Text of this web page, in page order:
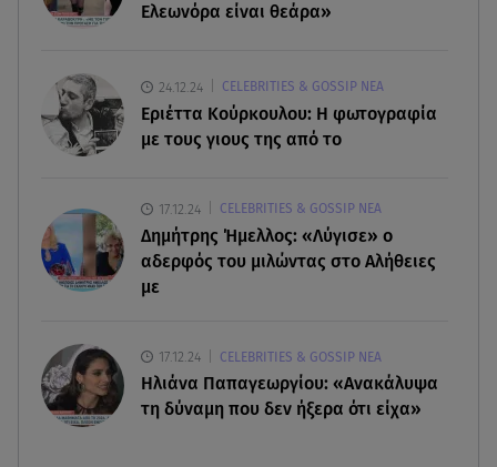
- Σηκώθηκαν εναέρια μέσα
Έξοδος Αυγούστου: Στο 100% η πληρότητα για
Κυκλάδες
αποτελέσματα
Ελεωνόρα είναι θεάρα»
24.12.24 CELEBRITIES & GOSSIP ΝΕΑ
Εριέττα Κούρκουλου: Η φωτογραφία
με τους γιους της από το
17.12.24 CELEBRITIES & GOSSIP ΝΕΑ
Δημήτρης Ήμελλος: «Λύγισε» ο
αδερφός του μιλώντας στο Αλήθειες
με
17.12.24 CELEBRITIES & GOSSIP ΝΕΑ
Ηλιάνα Παπαγεωργίου: «Ανακάλυψα
τη δύναμη που δεν ήξερα ότι είχα»